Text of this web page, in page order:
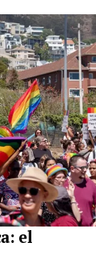
el